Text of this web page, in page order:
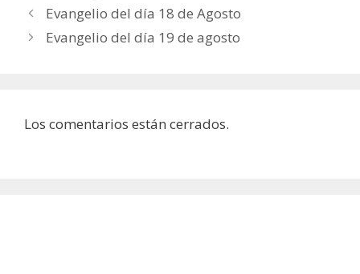
Evangelio del día 18 de Agosto
Evangelio del día 19 de agosto
Los comentarios están cerrados.